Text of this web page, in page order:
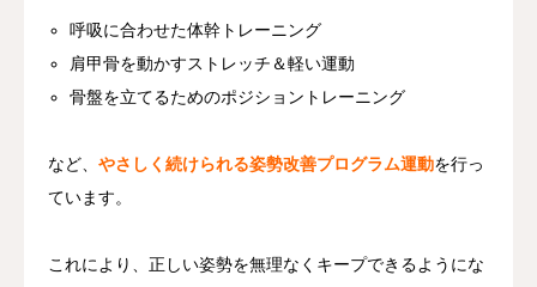
呼吸に合わせた体幹トレーニング
肩甲骨を動かすストレッチ＆軽い運動
骨盤を立てるためのポジショントレーニング
など、 やさしく続けられる姿勢改善プログラム運動を行っ
ています。
これにより、正しい姿勢を無理なくキープできるようにな